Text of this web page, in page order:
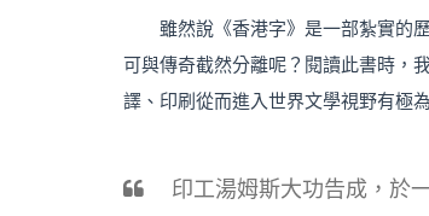
雖然說《香港字》是一部紮實的
可與傳奇截然分離呢？閱讀此書時，
譯、印刷從而進入世界文學視野有極
印工湯姆斯大功告成，於